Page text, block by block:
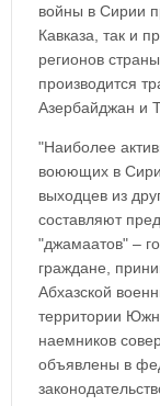
войны в Сирии
Кавказа, так и
регионов
производится
Азербайджан и
"Наиболее
воюющих в
выходцев из
составляют
"джамаатов" –
граждане,
Абхазской
территории
наемников
объявлены в